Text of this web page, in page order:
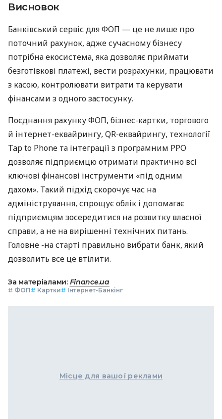
Висновок
Банківський сервіс для ФОП — це не лише про
поточний рахунок, адже сучасному бізнесу
потрібна екосистема, яка дозволяє приймати
безготівкові платежі, вести розрахунки, працювати
з касою, контролювати витрати та керувати
фінансами з одного застосунку.
Поєднання рахунку ФОП, бізнес-картки, торгового
й інтернет-еквайрингу, QR-еквайрингу, технології
Tap to Phone та інтеграції з програмним РРО
дозволяє підприємцю отримати практично всі
ключові фінансові інструменти «під одним
дахом». Такий підхід скорочує час на
адміністрування, спрощує облік і допомагає
підприємцям зосередитися на розвитку власної
справи, а не на вирішенні технічних питань.
Головне -на старті правильно вибрати банк, який
дозволить все це втілити.
За матеріалами: Finance.ua
# ФОП# Картки# Інтернет-Банкінг
Місце для вашої реклами